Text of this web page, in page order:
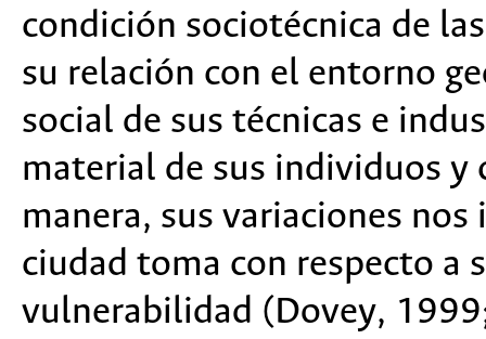
condición sociotécnica de
su relación con el entorno
social de sus técnicas e
material de sus individuos y
manera, sus variaciones
ciudad toma con respecto a
vulnerabilidad (Dovey,